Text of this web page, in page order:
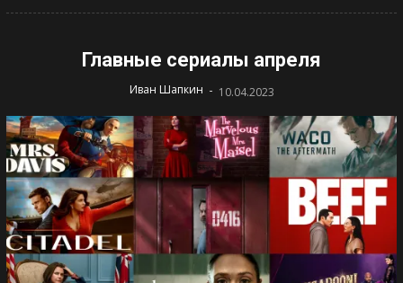
Главные сериалы апреля
Иван Шапкин - 10.04.2023